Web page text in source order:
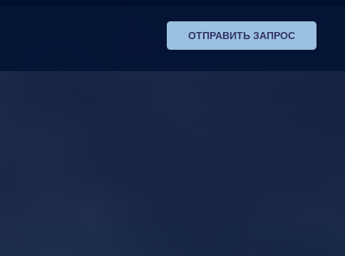
ОТПРАВИТЬ ЗАПРОС